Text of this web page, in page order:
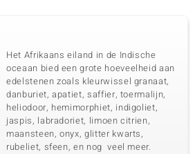
Het Afrikaans eiland in de Indische
oceaan bied een grote hoeveelheid aan
edelstenen zoals kleurwissel granaat,
danburiet, apatiet, saffier, toermalijn,
heliodoor, hemimorphiet, indigoliet,
jaspis, labradoriet, limoen citrien,
maansteen, onyx, glitter kwarts,
rubeliet, sfeen, en nog veel meer.